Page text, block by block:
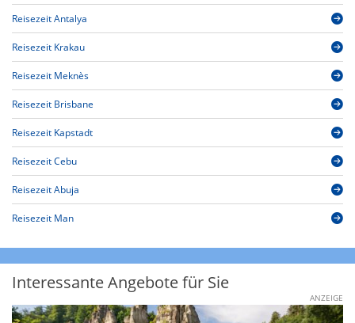
Reisezeit Antalya
Reisezeit Krakau
Reisezeit Meknès
Reisezeit Brisbane
Reisezeit Kapstadt
Reisezeit Cebu
Reisezeit Abuja
Reisezeit Man
Interessante Angebote für Sie
ANZEIGE